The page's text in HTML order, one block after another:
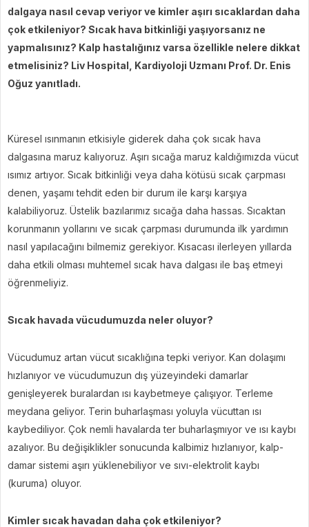
dalgaya nasıl cevap veriyor ve kimler aşırı sıcaklardan daha
çok etkileniyor? Sıcak hava bitkinliği yaşıyorsanız ne
yapmalısınız? Kalp hastalığınız varsa özellikle nelere dikkat
etmelisiniz? Liv Hospital, Kardiyoloji Uzmanı Prof. Dr. Enis
Oğuz yanıtladı.
Küresel ısınmanın etkisiyle giderek daha çok sıcak hava
dalgasına maruz kalıyoruz. Aşırı sıcağa maruz kaldığımızda vücut
ısımız artıyor. Sıcak bitkinliği veya daha kötüsü sıcak çarpması
denen, yaşamı tehdit eden bir durum ile karşı karşıya
kalabiliyoruz. Üstelik bazılarımız sıcağa daha hassas. Sıcaktan
korunmanın yollarını ve sıcak çarpması durumunda ilk yardımın
nasıl yapılacağını bilmemiz gerekiyor. Kısacası ilerleyen yıllarda
daha etkili olması muhtemel sıcak hava dalgası ile baş etmeyi
öğrenmeliyiz.
Sıcak havada vücudumuzda neler oluyor?
Vücudumuz artan vücut sıcaklığına tepki veriyor. Kan dolaşımı
hızlanıyor ve vücudumuzun dış yüzeyindeki damarlar
genişleyerek buralardan ısı kaybetmeye çalışıyor. Terleme
meydana geliyor. Terin buharlaşması yoluyla vücuttan ısı
kaybediliyor. Çok nemli havalarda ter buharlaşmıyor ve ısı kaybı
azalıyor. Bu değişiklikler sonucunda kalbimiz hızlanıyor, kalp-
damar sistemi aşırı yüklenebiliyor ve sıvı-elektrolit kaybı
(kuruma) oluyor.
Kimler sıcak havadan daha çok etkileniyor?